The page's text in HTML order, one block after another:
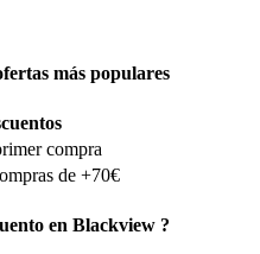
más populares
compra
de +70€
en Blackview ?